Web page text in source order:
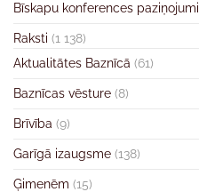
Bīskapu konferences paziņojumi
Raksti (1 138)
Aktualitātes Baznīcā (61)
Baznīcas vēsture (8)
Brīvība (9)
Garīgā izaugsme (138)
Ģimenēm (15)